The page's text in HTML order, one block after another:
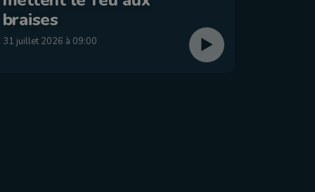
braises
31 juillet 2026 à 09:00